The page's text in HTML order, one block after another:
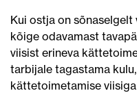
Kui ostja on
kõige odavamast
viisist erineva
tarbijale tagastama
kättetoimetamise